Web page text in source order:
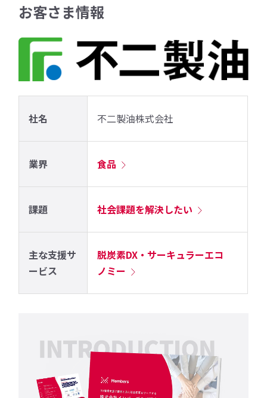
お客さま情報
社名 不二製油株式会社
業界 食品
課題 社会課題を解決したい
主な支援サ
ービス
脱炭素DX・サーキュラーエコ
ノミー